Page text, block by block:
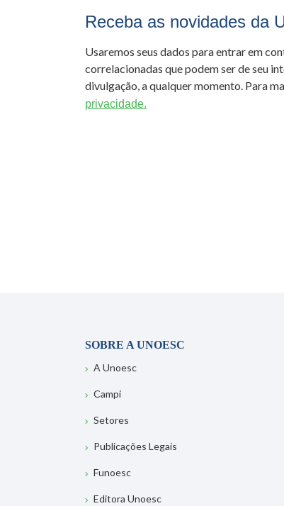
Receba as novidades da
Usaremos seus dados para entrar em
correlacionadas que podem ser de seu
divulgação, a qualquer momento. Para
privacidade.
SOBRE A UNOESC
A Unoesc
Campi
Setores
Publicações Legais
Funoesc
Editora Unoesc